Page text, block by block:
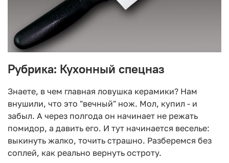
Рубрика: Кухонный спецназ
Знаете, в чем главная ловушка керамики? Нам
внушили, что это "вечный" нож. Мол, купил - и
забыл. А через полгода он начинает не режать
помидор, а давить его. И тут начинается веселье:
выкинуть жалко, точить страшно. Разберемся без
соплей, как реально вернуть остроту.